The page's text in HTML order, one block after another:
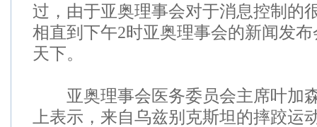
过，由于亚奥理事会对于消息控制的
相直到下午2时亚奥理事会的新闻发
天下。
亚奥理事会医务委员会主席叶加
上表示，来自乌兹别克斯坦的摔跤运